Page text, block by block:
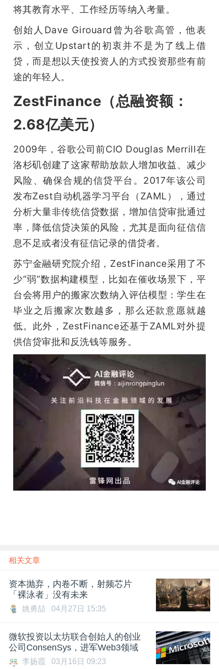
将其教育水平、工作经历等纳入考量。
创始人Dave Girouard曾为谷歌高管，他表
示，创立Upstart的初衷并不是为了线上借
贷，而是想以天使投资人的方式投资那些有前
途的年轻人。
ZestFinance（总融资额：
2.68亿美元）
2009年，谷歌公司前CIO Douglas Merrill在
洛杉矶创建了这家帮助放款人增加收益、减少
风险、确保合规的信贷平台。2017年该公司
发布Zest自动机器学习平台（ZAML），通过
分析大量非传统信贷数据，增加信贷审批通过
率，降低信贷决策的风险，尤其是面向征信信
息不足或者没有征信记录的借贷者。
苏宁金融研究院介绍，ZestFinance采用了不
少“弱”数据构建模型，比如在催收场景下，平
台会将用户的搬家次数纳入评估模型：学生在
毕业之后搬家次数越多，那么还款意愿就越
低。此外，ZestFinance还基于ZAML对外提
供信贷审批和反洗钱等服务。
相关文章
资本抛弃，内卷不断，射频芯片
「裸泳者」没有未来
姚勇喆 04月27日 15:35
微软投资以太坊联合创始人的创业
公司ConsenSys，进军Web3领域
李扬霞 03月16日 09:23